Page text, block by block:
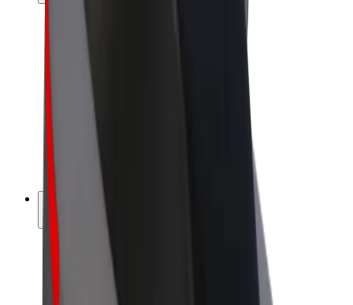
Výdělky kurýra
Partneři Bolt Food
Flotily
O společnosti Bolt
Udržitelnost podle Boltu